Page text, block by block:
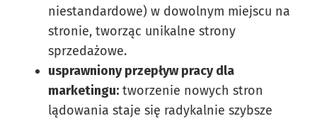
niestandardowe) w dowolnym miejscu na
stronie, tworząc unikalne strony
sprzedażowe.
usprawniony przepływ pracy dla
marketingu: tworzenie nowych stron
lądowania staje się radykalnie szybsze